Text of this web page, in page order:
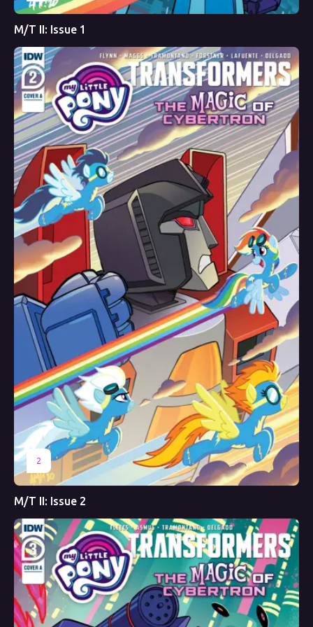
M/T II: Issue 1
2
M/T II: Issue 2